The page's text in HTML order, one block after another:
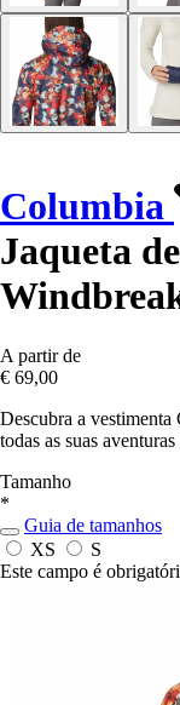
Columbia
Jaqueta
A partir de
€ 69,00
Descubra a
todas as suas
Tamanho
*
Guia de tamanhos
XS
S
Este campo é